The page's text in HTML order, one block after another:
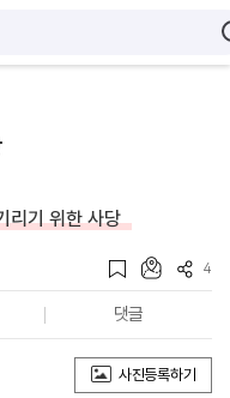
리기 위한 사당
4
댓글
사진등록하기